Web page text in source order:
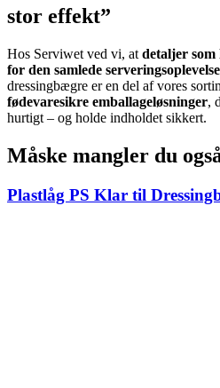
stor effekt”
Hos Serviwet ved vi, at detaljer som
for den samlede serveringsoplevelse
dressingbægre er en del af vores
fødevaresikre emballageløsninger,
hurtigt – og holde indholdet sikkert.
Måske mangler du
Plastlåg PS Klar til